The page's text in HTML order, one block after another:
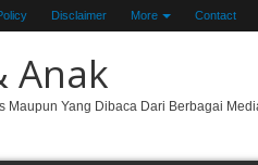
Disclaimer More Contact
Anak
Maupun Yang Dibaca Dari Berbagai